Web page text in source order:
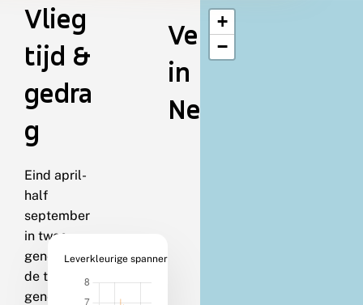
Vlieg
tijd &
gedra
g
Eind april-
half
september
in twee
generaties;
de tweede
generatie is
Leverkleurige spanner
Verspreiding
in
Nederland
+
−